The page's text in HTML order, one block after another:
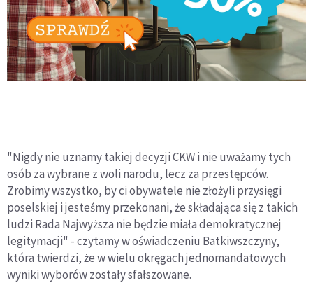
"Nigdy nie uznamy takiej decyzji CKW i nie uważamy tych
osób za wybrane z woli narodu, lecz za przestępców.
Zrobimy wszystko, by ci obywatele nie złożyli przysięgi
poselskiej i jesteśmy przekonani, że składająca się z takich
ludzi Rada Najwyższa nie będzie miała demokratycznej
legitymacji" - czytamy w oświadczeniu Batkiwszczyny,
która twierdzi, że w wielu okręgach jednomandatowych
wyniki wyborów zostały sfałszowane.